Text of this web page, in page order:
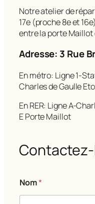
Notre atelier de
17e (proche 8e et
entre la porte Maillot
Adresse: 3 Rue
En métro: Ligne 1-
Charles de Gaulle
En RER: Ligne A-
E Porte Maillot
u
*
Nom*